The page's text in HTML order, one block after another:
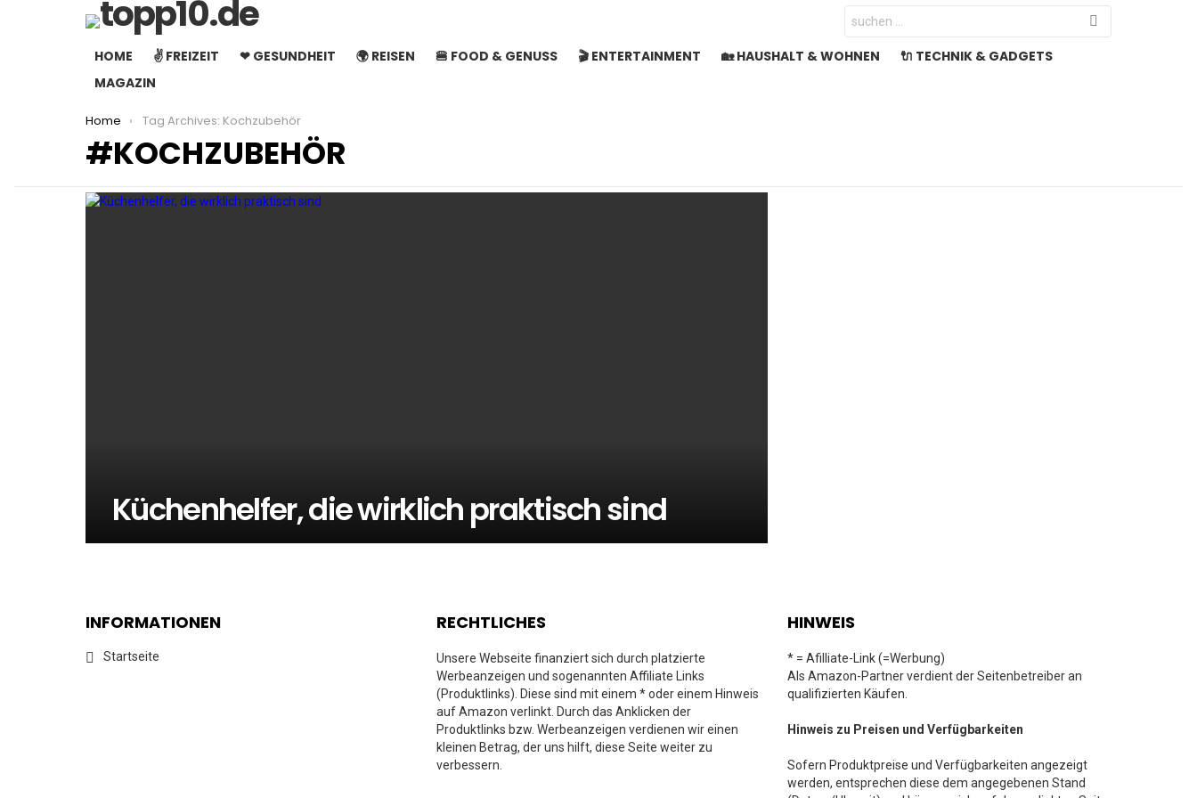
Search
for:
HOME ✌ FREIZEIT ❤ GESUNDHEIT 🌍 REISEN 🍔 FOOD & GENUSS 🎬 ENTERTAINMENT 🏡 HAUSHALT & WOHNEN
🔌 TECHNIK & GADGETS
MAGAZIN
You are here:
Home Tag Archives: Kochzubehör
KOCHZUBEHÖR
LATEST
STORIES
Küchenhelfer, die wirklich praktisch sind
INFORMATIONEN
Startseite
RECHTLICHES
Unsere Webseite finanziert sich durch platzierte
Werbeanzeigen und sogenannten Affiliate Links
(Produktlinks). Diese sind mit einem * oder einem Hinweis
auf Amazon verlinkt. Durch das Anklicken der
Produktlinks bzw. Werbeanzeigen verdienen wir einen
kleinen Betrag, der uns hilft, diese Seite weiter zu
verbessern.
HINWEIS
* = Afilliate-Link (=Werbung)
Als Amazon-Partner verdient der Seitenbetreiber an
qualifizierten Käufen.
Hinweis zu Preisen und Verfügbarkeiten
Sofern Produktpreise und Verfügbarkeiten angezeigt
werden, entsprechen diese dem angegebenen Stand